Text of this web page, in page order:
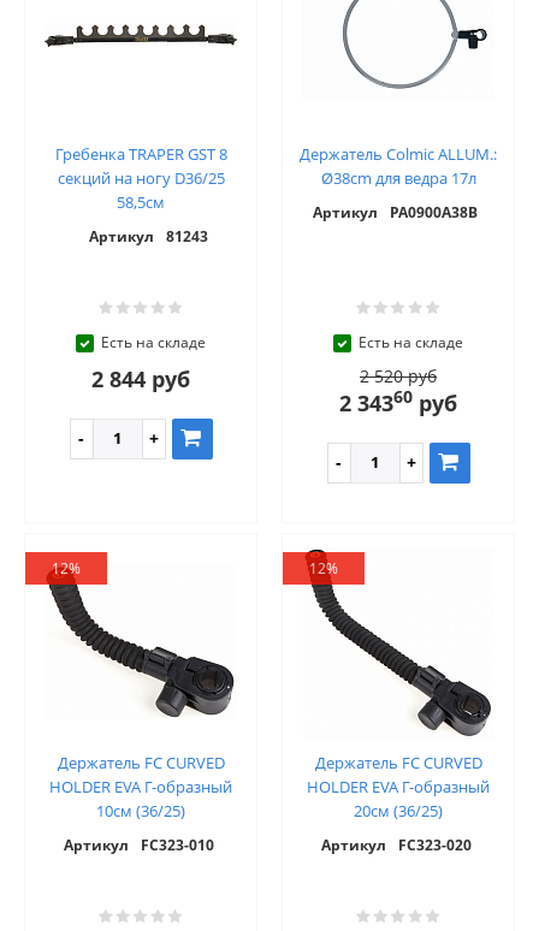
Гребенка TRAPER GST 8
секций на ногу D36/25
58,5см
Артикул 81243
Есть на складе
2 844 руб
Держатель Colmic ALLUM.:
Ø38cm для ведра 17л
Артикул PA0900A38B
Есть на складе
2 520 руб
2 34360 руб
12%
Держатель FC CURVED
HOLDER EVA Г-образный
10см (36/25)
Артикул FC323-010
12%
Держатель FC CURVED
HOLDER EVA Г-образный
20см (36/25)
Артикул FC323-020